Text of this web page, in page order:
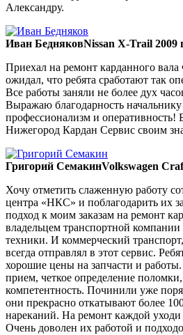
Александру.
Иван БедняковNissan X-Trail 2009
Приехал на ремонт карданного
ожидал, что ребята сработают так
Все работы заняли не более дух
Выражаю благодарность начальнику
профессионализм и оперативность!
Нижегород Кардан Сервис своим
Григорий СемакинVolkswagen
Хочу отметить слаженную работу
центра «НКС» и поблагодарить их
подход к моим заказам на ремонт
владельцем транспортной
техники. И коммерческий
всегда отправлял в этот сервис.
хорошие цены на запчасти и
прием, четкое определение
компетентность. Починили уже
они прекрасно откатывают более
нареканий. На ремонт каждой уходи
Очень доволен их работой и